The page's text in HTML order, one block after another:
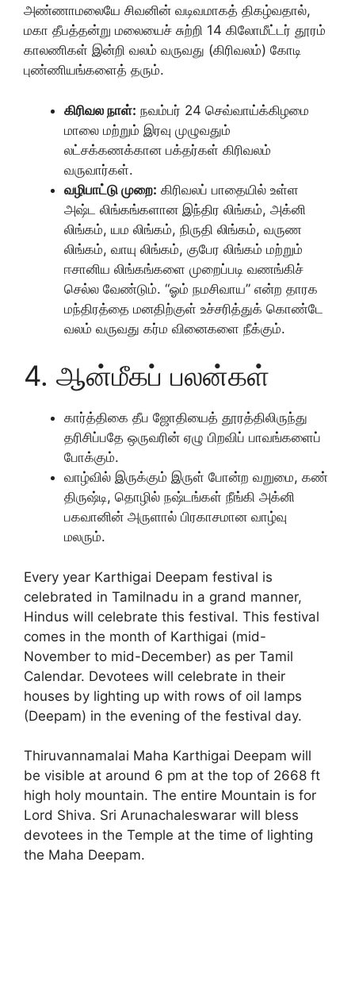
அண்ணாமலையே சிவனின் வடிவமாகத் திகழ்வதால்,
மகா தீபத்தன்று மலையைச் சுற்றி 14 கிலோமீட்டர் தூரம்
காலணிகள் இன்றி வலம் வருவது (கிரிவலம்) கோடி
புண்ணியங்களைத் தரும்.
கிரிவல நாள்: நவம்பர் 24 செவ்வாய்க்கிழமை
மாலை மற்றும் இரவு முழுவதும்
லட்சக்கணக்கான பக்தர்கள் கிரிவலம்
வருவார்கள்.
வழிபாட்டு முறை: கிரிவலப் பாதையில் உள்ள
அஷ்ட லிங்கங்களான இந்திர லிங்கம், அக்னி
லிங்கம், யம லிங்கம், நிருதி லிங்கம், வருண
லிங்கம், வாயு லிங்கம், குபேர லிங்கம் மற்றும்
ஈசானிய லிங்கங்களை முறைப்படி வணங்கிச்
செல்ல வேண்டும். “ஓம் நமசிவாய” என்ற தாரக
மந்திரத்தை மனதிற்குள் உச்சரித்துக் கொண்டே
வலம் வருவது கர்ம வினைகளை நீக்கும்.
4. ஆன்மீகப் பலன்கள்
கார்த்திகை தீப ஜோதியைத் தூரத்திலிருந்து
தரிசிப்பதே ஒருவரின் ஏழு பிறவிப் பாவங்களைப்
போக்கும்.
வாழ்வில் இருக்கும் இருள் போன்ற வறுமை, கண்
திருஷ்டி, தொழில் நஷ்டங்கள் நீங்கி அக்னி
பகவானின் அருளால் பிரகாசமான வாழ்வு
மலரும்.
Every year Karthigai Deepam festival is
celebrated in Tamilnadu in a grand manner,
Hindus will celebrate this festival. This festival
comes in the month of Karthigai (mid-
November to mid-December) as per Tamil
Calendar. Devotees will celebrate in their
houses by lighting up with rows of oil lamps
(Deepam) in the evening of the festival day.
Thiruvannamalai Maha Karthigai Deepam will
be visible at around 6 pm at the top of 2668 ft
high holy mountain. The entire Mountain is for
Lord Shiva. Sri Arunachaleswarar will bless
devotees in the Temple at the time of lighting
the Maha Deepam.